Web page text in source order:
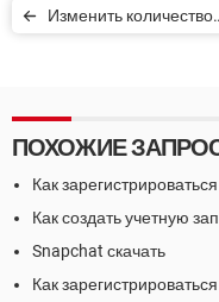
Изменить количество
ПОХОЖИЕ
Как
Как создать учетную
Snapchat скачать
Как